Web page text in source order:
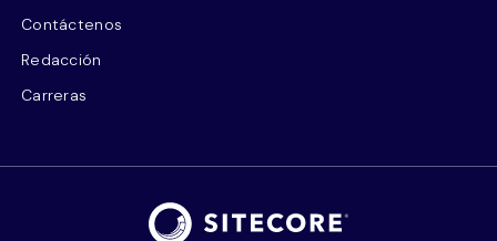
Contáctenos
Redacción
Carreras